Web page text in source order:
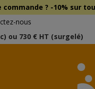
? -10% sur
nous
ou 730 € HT (surgelé)